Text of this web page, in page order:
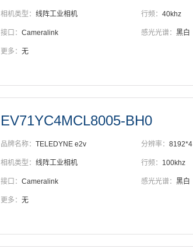
相机类型： 线阵工业相机 行频：40khz
接口： Cameralink 感光光谱：黑白
更多： 无
EV71YC4MCL8005-BH0
品牌名称： TELEDYNE e2v 分辨率：8192*4
相机类型： 线阵工业相机 行频： 100khz
接口： Cameralink 感光光谱：黑白
更多： 无